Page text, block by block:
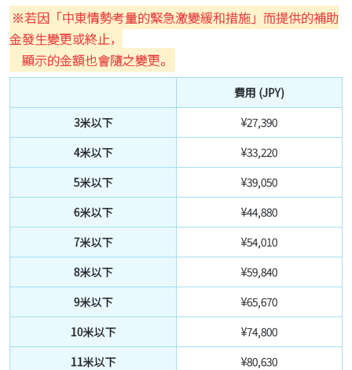
※若因「中東情勢考量的緊急激變緩和措施」而提供的補助
金發生變更或終止，
顯示的金額也會隨之變更。
費用 (JPY)
3米以下
¥27,390
4米以下
¥33,220
5米以下
¥39,050
6米以下
¥44,880
7米以下
¥54,010
8米以下
¥59,840
9米以下
¥65,670
10米以下
¥74,800
11米以下
¥80,630